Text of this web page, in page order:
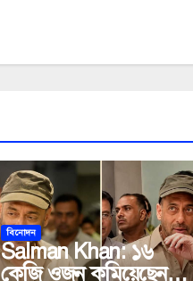
বিনোদন
Salman Khan: ১৬
কেজি ওজন কমিয়েছেন